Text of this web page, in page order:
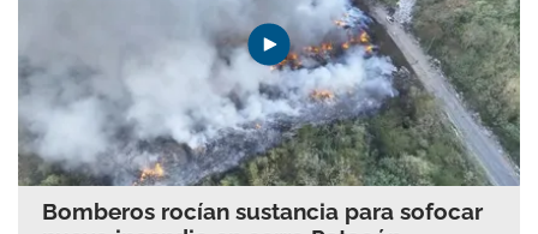
Bomberos rocían sustancia para sofocar